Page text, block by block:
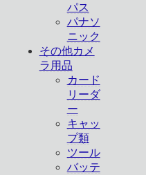
パス
パナソ
ニック
その他カメ
ラ用品
カード
リーダ
ー
キャッ
プ類
ツール
バッテ